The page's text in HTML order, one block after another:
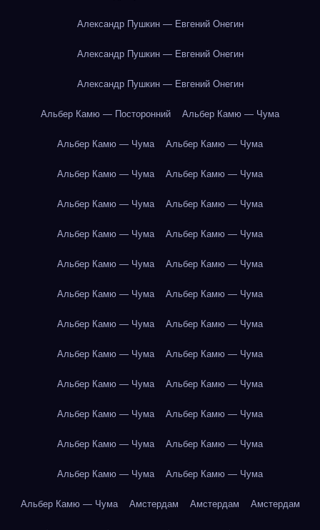
Александр Пушкин — Евгений Онегин
Александр Пушкин — Евгений Онегин
Александр Пушкин — Евгений Онегин
Альбер Камю — Посторонний Альбер Камю — Чума
Альбер Камю — Чума Альбер Камю — Чума
Альбер Камю — Чума Альбер Камю — Чума
Альбер Камю — Чума Альбер Камю — Чума
Альбер Камю — Чума Альбер Камю — Чума
Альбер Камю — Чума Альбер Камю — Чума
Альбер Камю — Чума Альбер Камю — Чума
Альбер Камю — Чума Альбер Камю — Чума
Альбер Камю — Чума Альбер Камю — Чума
Альбер Камю — Чума Альбер Камю — Чума
Альбер Камю — Чума Альбер Камю — Чума
Альбер Камю — Чума Альбер Камю — Чума
Альбер Камю — Чума Альбер Камю — Чума
Альбер Камю — Чума Амстердам Амстердам Амстердам